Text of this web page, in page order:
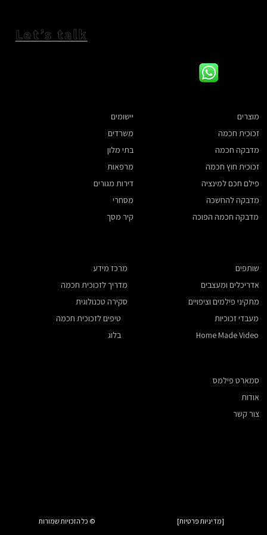
[מדיניות פרטיות] © כל הזכויות שמורות
Let’s talk
מרכז מידע
מדריך לזכוכית חכמה
סקירה טכנולוגית
טיפים לזכוכית חכמה
בלוג
שותפים
אדריכלים ומעצבים
​מתקיני פילמים וציפויים
מעבדי זכוכיות
Home Made Video
יישומים
משרדים
בתי מלון
מרפאות
דירות מגורים
מסחרי
קיר מסך
מוצרים
זכוכית חכמה
מדבקה חכמה
זכוכית חוץ חכמה
פילם חכם למינציה
מדבקה חכמה הפוכה
מדבקה להחשכה
סמארט פילמס
אודות
צור קשר